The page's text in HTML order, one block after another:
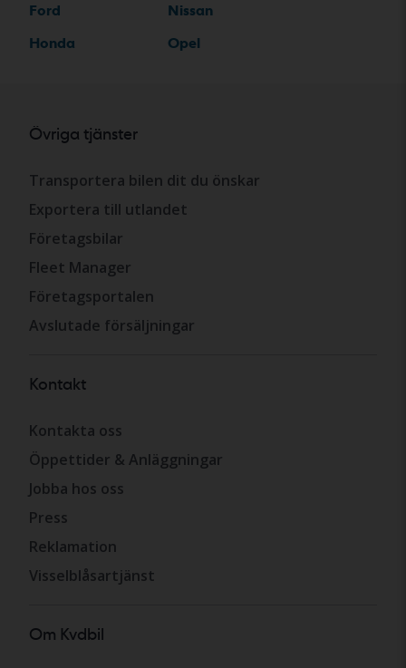
Ford
Honda
Nissan
Opel
Övriga tjänster
Transportera bilen dit du önskar
Exportera till utlandet
Företagsbilar
Fleet Manager
Företagsportalen
Avslutade försäljningar
Kontakt
Kontakta oss
Öppettider & Anläggningar
Jobba hos oss
Press
Reklamation
Visselblåsartjänst
Om Kvdbil